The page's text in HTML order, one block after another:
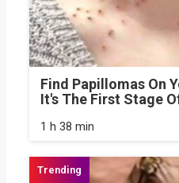
Find Papillomas On
It's The First Stage
1 h 38 min